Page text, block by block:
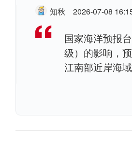
知秋 2026-07-08
国家海洋预报
级）的影响，
江南部近岸海